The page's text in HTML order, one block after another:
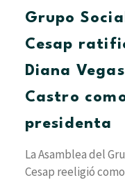
como
Grupo Social
Cesap
Diana Vegas
Castro
presidenta
La Asamblea del
Cesap reeligió